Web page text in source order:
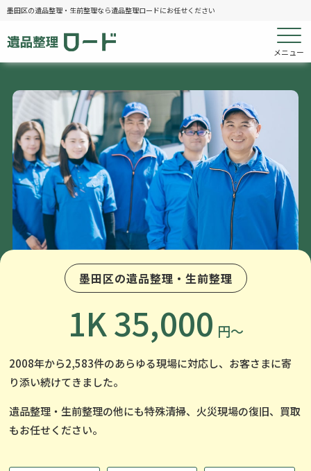
墨田区の遺品整理・生前整理なら遺品整理ロードにお任せください
メニュー
墨田区の遺品整理・生前整理
1K 35,000 円〜
2008年から2,583件のあらゆる現場に対応し、 お客さまに寄
り添い続けてきました。
遺品整理・生前整理の他にも特殊清掃、火災現場の復旧、買取
もお任せください。